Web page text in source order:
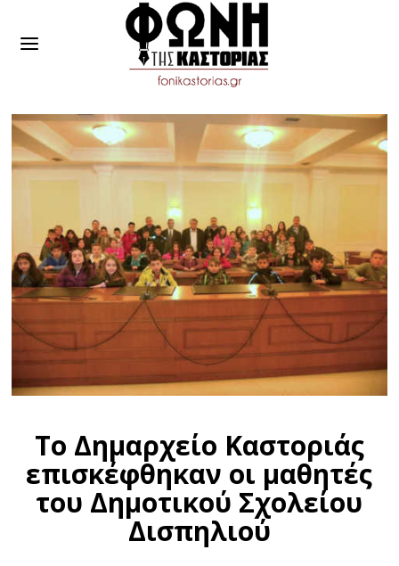
Το Δημαρχείο Καστοριάς
επισκέφθηκαν οι μαθητές
του Δημοτικού Σχολείου
Δισπηλιού